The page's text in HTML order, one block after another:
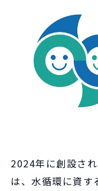
2024年に創設さ
は、水循環に資す